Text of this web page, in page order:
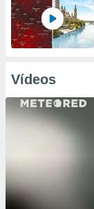
Vídeos